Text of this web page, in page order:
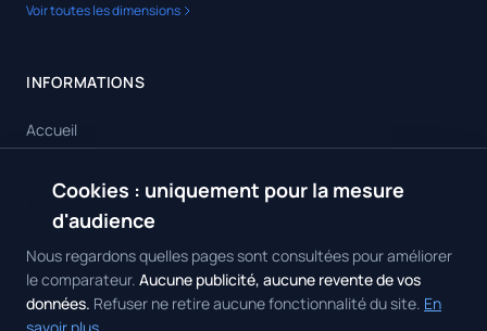
Voir toutes les dimensions
INFORMATIONS
Accueil
Toutes les marques
Contact
Cookies : uniquement pour la mesure
d'audience
Nous regardons quelles pages sont consultées pour améliorer
le comparateur. Aucune publicité, aucune revente de vos
données. Refuser ne retire aucune fonctionnalité du site. En